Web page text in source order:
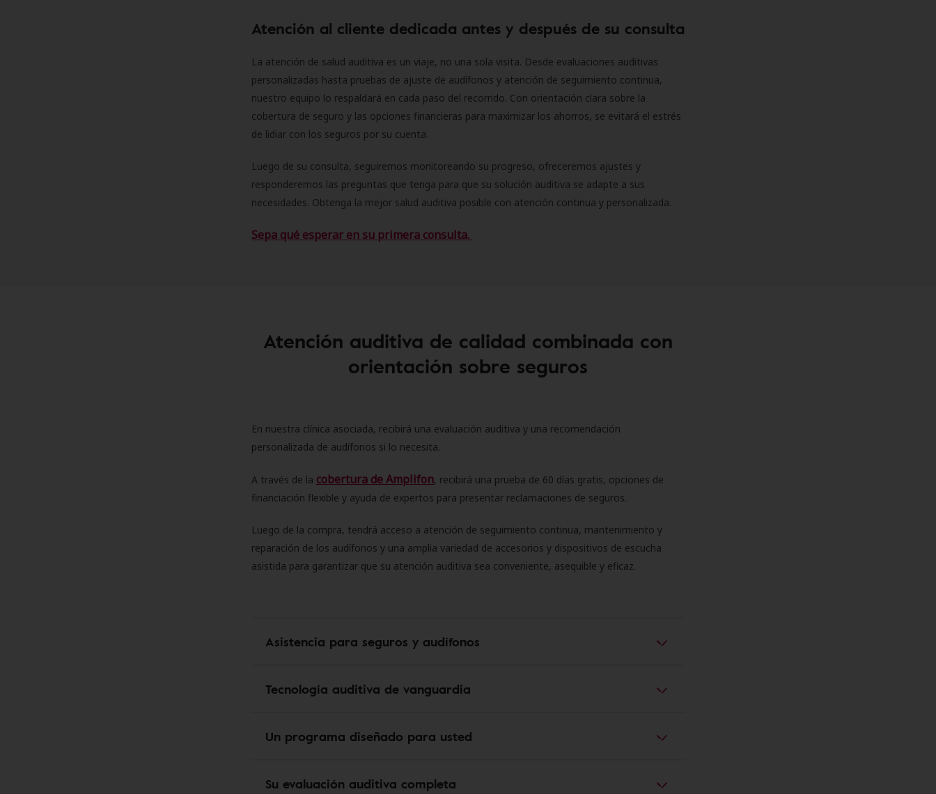
Atención al cliente dedicada antes y después de su consulta
La atención de salud auditiva es un viaje, no una sola visita. Desde evaluaciones auditivas
personalizadas hasta pruebas de ajuste de audífonos y atención de seguimiento continua,
nuestro equipo lo respaldará en cada paso del recorrido. Con orientación clara sobre la
cobertura de seguro y las opciones financieras para maximizar los ahorros, se evitará el estrés
de lidiar con los seguros por su cuenta.
Luego de su consulta, seguiremos monitoreando su progreso, ofreceremos ajustes y
responderemos las preguntas que tenga para que su solución auditiva se adapte a sus
necesidades. Obtenga la mejor salud auditiva posible con atención continua y personalizada.
Sepa qué esperar en su primera consulta.
Atención auditiva de calidad combinada con
orientación sobre seguros
En nuestra clínica asociada, recibirá una evaluación auditiva y una recomendación
personalizada de audífonos si lo necesita.
A través de la cobertura de Amplifon, recibirá una prueba de 60 días gratis, opciones de
financiación flexible y ayuda de expertos para presentar reclamaciones de seguros.
Luego de la compra, tendrá acceso a atención de seguimiento continua, mantenimiento y
reparación de los audífonos y una amplia variedad de accesorios y dispositivos de escucha
asistida para garantizar que su atención auditiva sea conveniente, asequible y eficaz.
Asistencia para seguros y audífonos
Tecnología auditiva de vanguardia
Un programa diseñado para usted
Su evaluación auditiva completa